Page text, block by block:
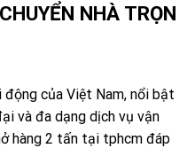
NHÀ TRỌN
của Việt Nam, nổi bật
và đa dạng dịch vụ vận
hàng 2 tấn tại tphcm đáp